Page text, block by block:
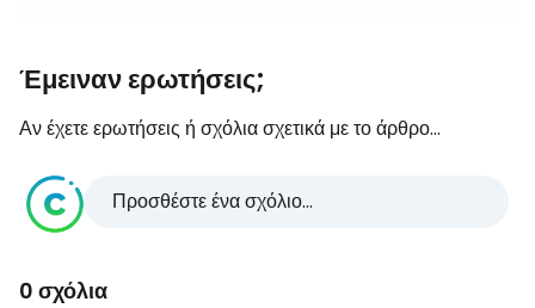
Έμειναν ερωτήσεις;
Αν έχετε ερωτήσεις ή σχόλια σχετικά με το άρθρο...
Προσθέστε ένα σχόλιο...
0 σχόλια